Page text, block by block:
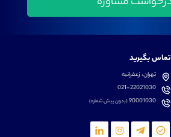
تماس بگیرید
تهران، زعفرانیه
021-22021030
90001030(بدون پیش شماره)